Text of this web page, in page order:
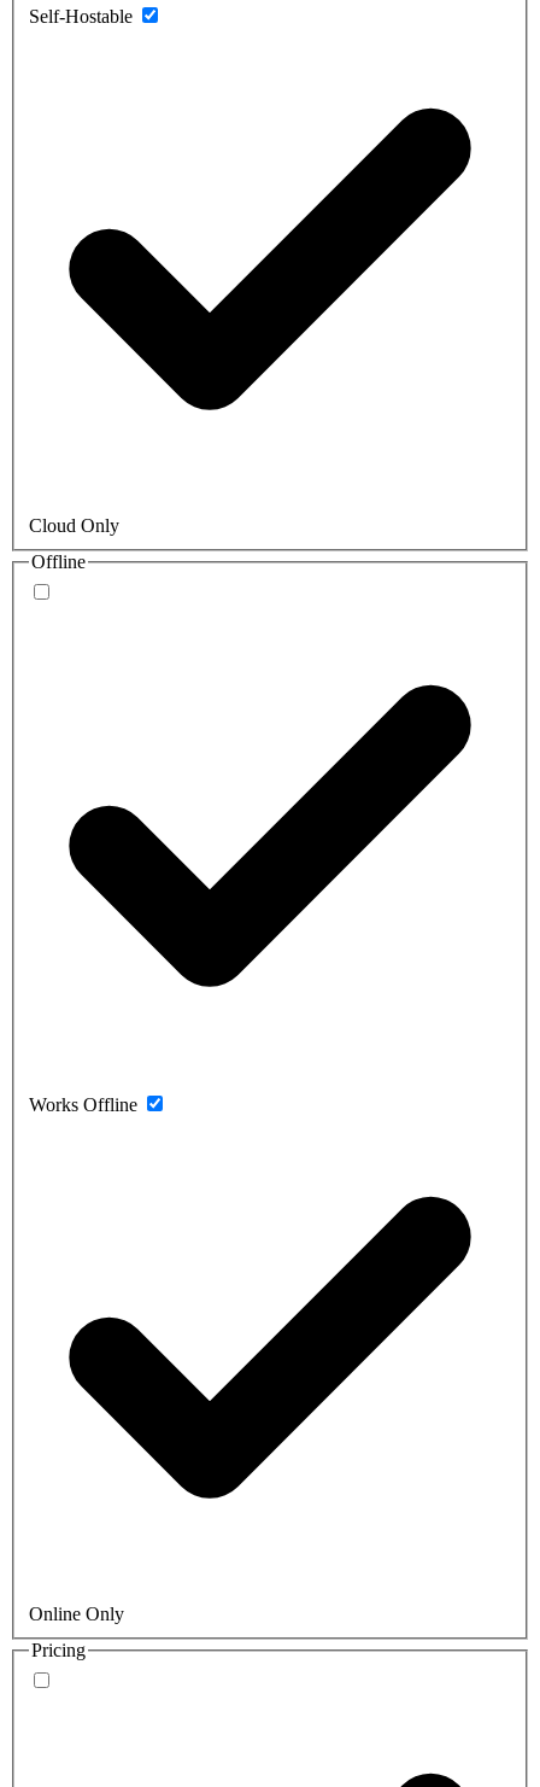
Self-Hostable
Cloud Only
Offline
Works Offline
Online Only
Pricing